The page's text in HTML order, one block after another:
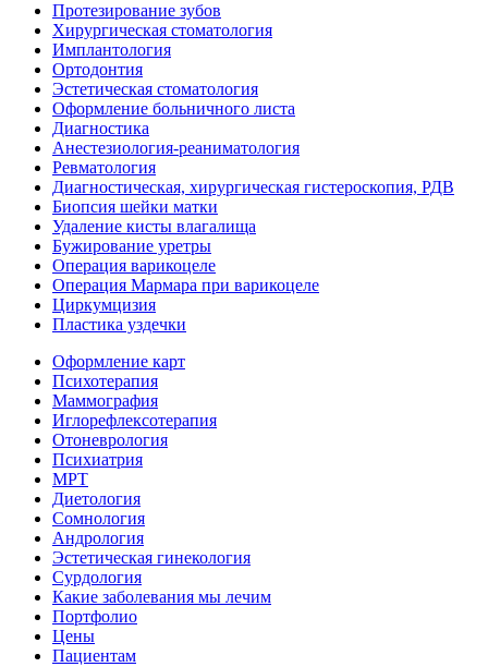
Протезирование зубов
Хирургическая стоматология
Имплантология
Ортодонтия
Эстетическая стоматология
Оформление больничного листа
Диагностика
Анестезиология-реаниматология
Ревматология
Диагностическая, хирургическая гистероскопия, РДВ
Биопсия шейки матки
Удаление кисты влагалища
Бужирование уретры
Операция варикоцеле
Операция Мармара при варикоцеле
Циркумцизия
Пластика уздечки
Оформление карт
Психотерапия
Маммография
Иглорефлексотерапия
Отоневрология
Психиатрия
МРТ
Диетология
Сомнология
Андрология
Эстетическая гинекология
Сурдология
Какие заболевания мы лечим
Портфолио
Цены
Пациентам